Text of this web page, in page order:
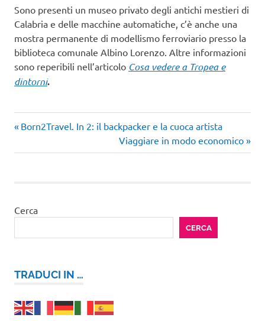
Sono presenti un museo privato degli antichi mestieri di
Calabria e delle macchine automatiche, c’è anche una
mostra permanente di modellismo ferroviario presso la
biblioteca comunale Albino Lorenzo. Altre informazioni
sono reperibili nell’articolo Cosa vedere a Tropea e
dintorni.
Navigazione
articoli
Articolo
Born2Travel. In 2: il backpacker e la cuoca artista
Articolo
successivo:
Viaggiare in modo economico
Cerca
CERCA
TRADUCI IN …